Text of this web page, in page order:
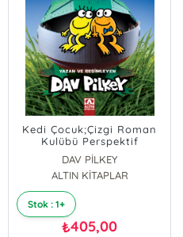
Kedi Çocuk;Çizgi Roman
Kulübü Perspektif
DAV PİLKEY
ALTIN KİTAPLAR
Stok : 1+
₺405,00